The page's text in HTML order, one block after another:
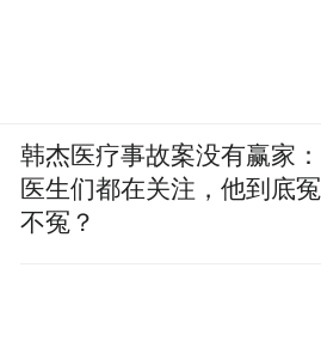
韩杰医疗事故案没有赢家：
医生们都在关注，他到底冤
不冤？